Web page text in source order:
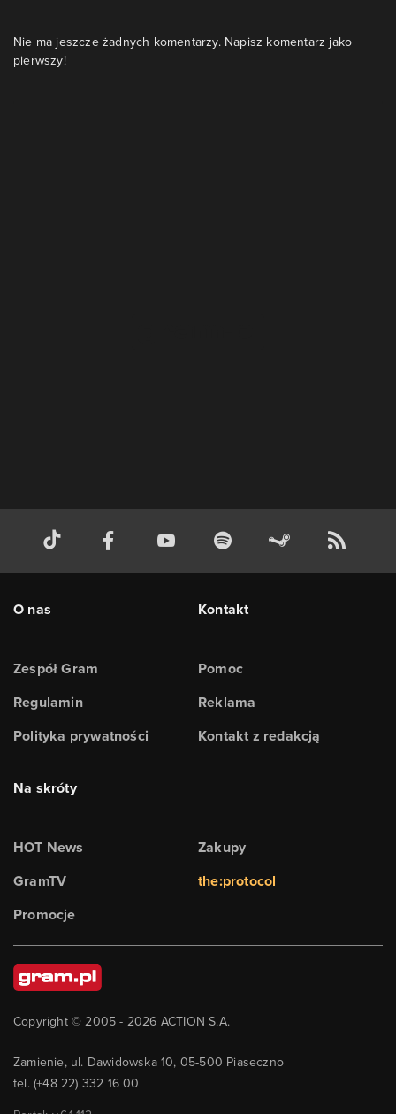
Nie ma jeszcze żadnych komentarzy. Napisz komentarz jako
pierwszy!
O nas
Zespół Gram
Regulamin
Polityka prywatności
Kontakt
Pomoc
Reklama
Kontakt z redakcją
Na skróty
HOT News
GramTV
Promocje
Zakupy
the:protocol
Copyright © 2005 - 2026 ACTION S.A.
Zamienie, ul. Dawidowska 10, 05-500 Piaseczno
tel. (+48 22) 332 16 00